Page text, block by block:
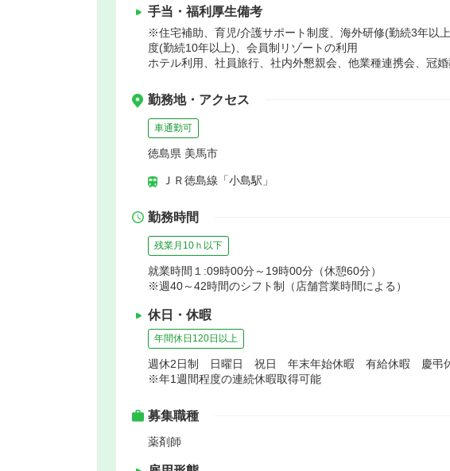
手当・福利厚生備考
※住宅補助、育児/介護サポート制度、海外研修(勤続3年以
度(勤続10年以上)、会員制リゾートの利用
ホテル利用、社員旅行、社内外懇親会、他業種連携会、冠
勤務地・アクセス
車通勤可
徳島県 美馬市
ＪＲ徳島線「小島駅」
勤務時間
残業月10ｈ以下
就業時間１:09時00分～19時00分（休憩60分）
※週40～42時間のシフト制（店舗営業時間による）
休日・休暇
年間休日120日以上
週休2日制 日曜日 祝日 年末年始休暇 有給休暇 慶弔
※年1週間程度の連続休暇取得可能
募集職種
薬剤師